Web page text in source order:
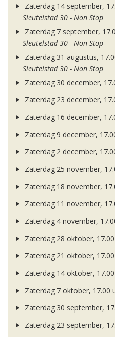
Zaterdag 14 september,
Sleutelstad 30 - Non Stop
Zaterdag 7 september,
Sleutelstad 30 - Non Stop
Zaterdag 31 augustus,
Sleutelstad 30 - Non Stop
Zaterdag 30 december,
Zaterdag 23 december,
Zaterdag 16 december,
Zaterdag 9 december,
Zaterdag 2 december,
Zaterdag 25 november,
Zaterdag 18 november,
Zaterdag 11 november,
Zaterdag 4 november,
Zaterdag 28 oktober,
Zaterdag 21 oktober,
Zaterdag 14 oktober,
Zaterdag 7 oktober, 17.00
Zaterdag 30 september,
Zaterdag 23 september,